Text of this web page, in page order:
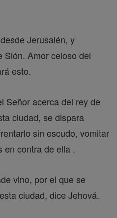
Jerusalén, y
Sión. Amor celoso del
esto.
Señor acerca del rey de
ciudad, se dispara
sin escudo, vomitar
en contra de ella .
vino, por el que se
ciudad, dice Jehová.